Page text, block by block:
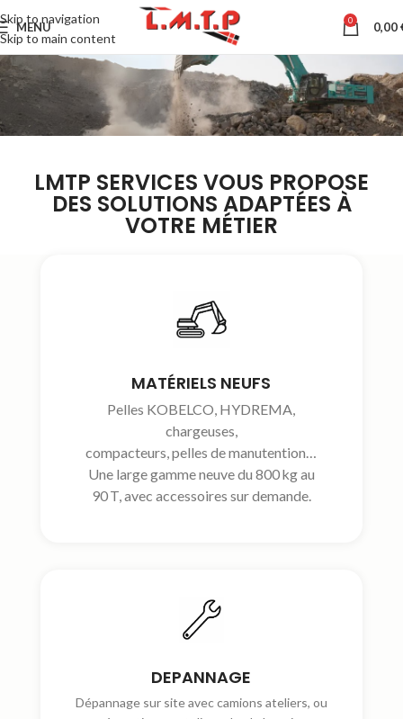
Skip to navigation
Skip to main content
MENU 0 0,00
LMTP SERVICES VOUS PROPOSE
DES SOLUTIONS ADAPTÉES À
VOTRE MÉTIER
MATÉRIELS NEUFS
Pelles KOBELCO, HYDREMA,
chargeuses,
compacteurs, pelles de manutention…
Une large gamme neuve du 800 kg au
90 T, avec accessoires sur demande.
DEPANNAGE
Dépannage sur site avec camions ateliers, ou